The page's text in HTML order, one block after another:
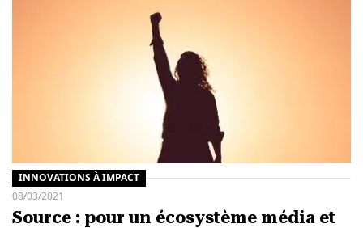
INNOVATIONS À IMPACT
08/03/2021
Source : pour un écosystème média et